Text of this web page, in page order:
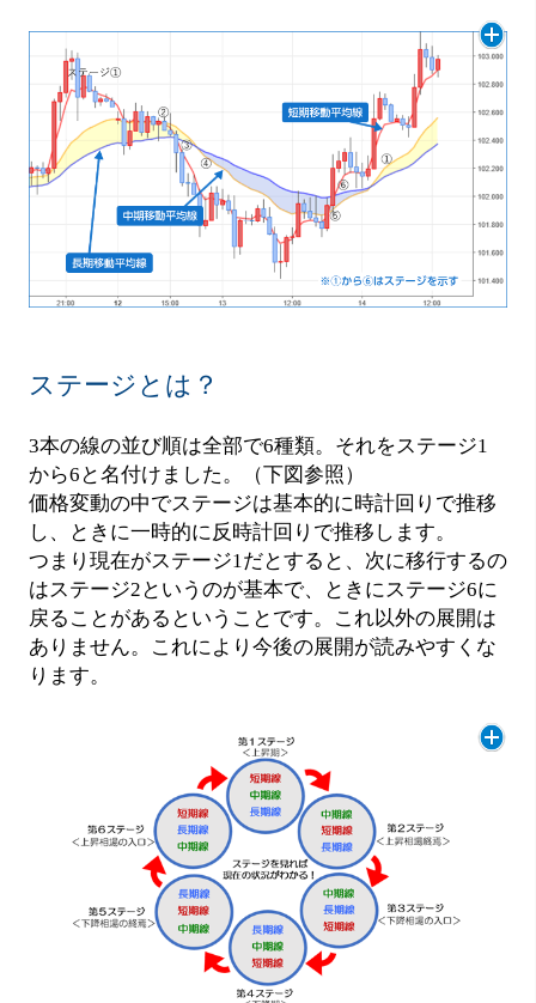
ステージとは？
3本の線の並び順は全部で6種類。それをステージ1
から6と名付けました。（下図参照）
価格変動の中でステージは基本的に時計回りで推移
し、ときに一時的に反時計回りで推移します。
つまり現在がステージ1だとすると、次に移行するの
はステージ2というのが基本で、ときにステージ6に
戻ることがあるということです。これ以外の展開は
ありません。これにより今後の展開が読みやすくな
ります。